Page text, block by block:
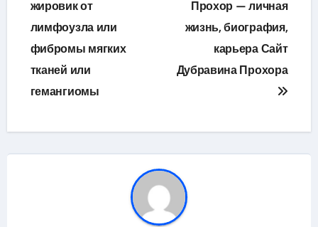
по
записям
жировик от
лимфоузла или
фибромы мягких
тканей или
гемангиомы
Прохор — личная
жизнь, биография,
карьера Сайт
Дубравина Прохора